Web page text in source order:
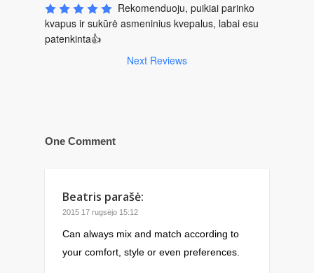
Rekomenduoju, puikiai parinko
kvapus ir sukūrė asmeninius kvepalus, labai esu
patenkinta👍
Next Reviews
One Comment
Beatris parašė:
2015 17 rugsėjo 15:12
Can always mix and match according to
your comfort, style or even preferences.